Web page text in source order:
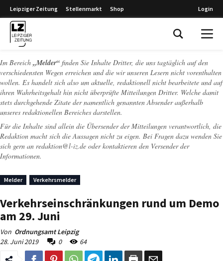
Leipziger Zeitung Stellenmarkt Shop Login
Im Bereich „Melder“ finden Sie Inhalte Dritter, die uns tagtäglich auf den
verschiedensten Wegen erreichen und die wir unseren Lesern nicht vorenthalten
wollen. Es handelt sich also um aktuelle, redaktionell nicht bearbeitete und auf
ihren Wahrheitsgehalt hin nicht überprüfte Mitteilungen Dritter. Welche damit
stets durchgehende Zitate der namentlich genannten Absender außerhalb
unseres redaktionellen Bereiches darstellen.
Für die Inhalte sind allein die Übersender der Mitteilungen verantwortlich, die
Redaktion macht sich die Aussagen nicht zu eigen. Bei Fragen dazu wenden Sie
sich gern an redaktion@l-iz.de oder kontaktieren den Versender der
Informationen.
Melder Verkehrsmelder
Verkehrseinschränkungen rund um Demo
am 29. Juni
Von Ordnungsamt Leipzig
28. Juni 2019
0 64